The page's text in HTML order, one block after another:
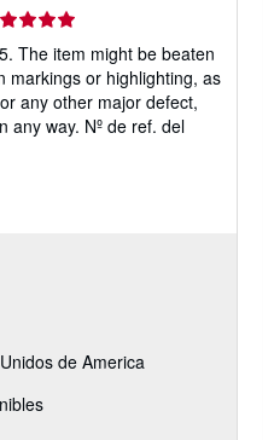
The item might be beaten
markings or highlighting, as
any other major defect,
any way. Nº de ref. del
de America